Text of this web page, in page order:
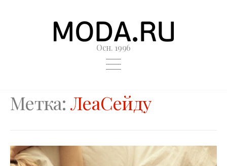
Осн. 1996
Метка: ЛеаСейду